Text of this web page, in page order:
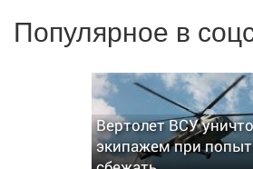
Популярное в
Вертолет ВСУ
экипажем при